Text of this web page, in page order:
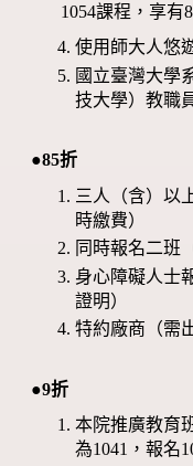
1054課程，享有
使用師大人悠
國立臺灣大學
技大學）教職
●85折
三人（含）以
時繳費）
同時報名二班
身心障礙人士
證明）
特約廠商（需
●9折
本院推廣教育
為1041，報名